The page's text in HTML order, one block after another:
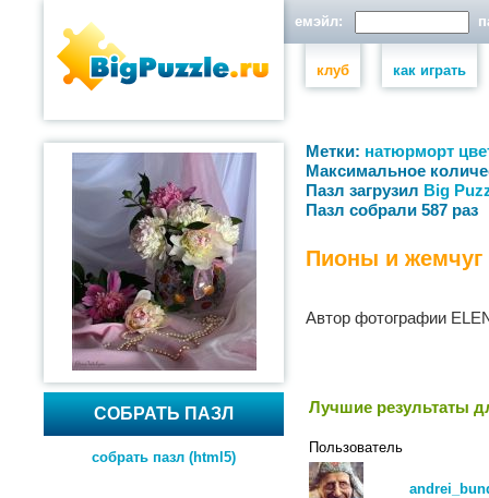
емэйл:
клуб как играть
СОБРАТЬ ПАЗЛ
собрать пазл (html5)
Метки: натюрморт
Максимальное
Пазл загрузил Big
Пазл собрали 587 раз
Пионы и жемчуг
Автор фотографии
Лучшие результаты
Пользователь